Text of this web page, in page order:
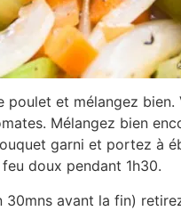
poulet et mélangez bien.
Mélangez bien
garni et portez à
doux pendant 1h30.
30mns avant la fin)